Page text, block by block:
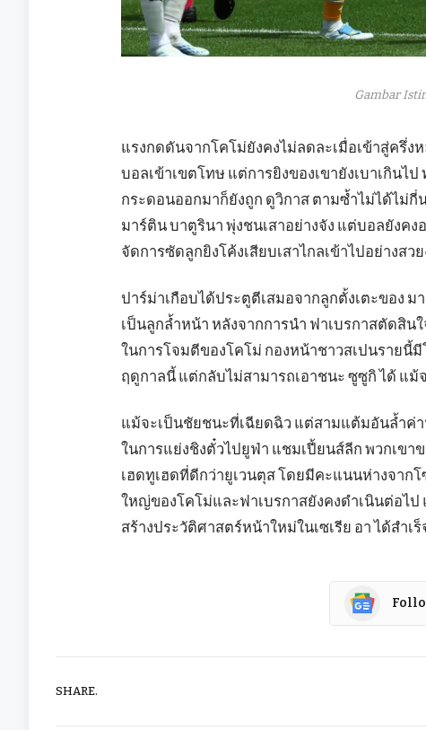
Gambar
แรงกดดันจากโคโม่ยังคงไม่ลดละเมื่อเข้าสู่ครึ่
บอลเข้าเขตโทษ แต่การยิงของเขายังเบาเกินไ
กระดอนออกมาก็ยังถูก ดูวิกาส ตามซ้ำไม่ได้ไม่
มาร์ติน บาตูรินา พุ่งชนเสาอย่างจัง แต่บอลยังค
จัดการซัดลูกยิงโค้งเสียบเสาไกลเข้าไปอย่างส
ปาร์ม่าเกือบได้ประตูตีเสมอจากลูกตั้งเตะของ
เป็นลูกล้ำหน้า หลังจากการนำ ฟาเบรกาสตัดสิน
ในการโจมตีของโคโม่ กองหน้าชาวสเปนรายนี้
ฤดูกาลนี้ แต่กลับไม่สามารถเอาชนะ ซูซูกิ ได้ แ
แม้จะเป็นชัยชนะที่เฉียดฉิว แต่สามแต้มอันล้ำค่
ในการแย่งชิงตั๋วไปยูฟ่า แชมเปี้ยนส์ลีก พวกเข
เฮดทูเฮดที่ดีกว่ายูเวนตุส โดยมีคะแนนห่างจา
ใหญ่ของโคโม่และฟาเบรกาสยังคงดำเนินต่อไ
สร้างประวัติศาสตร์หน้าใหม่ในเซเรีย อา ได้สำเ
SHARE.